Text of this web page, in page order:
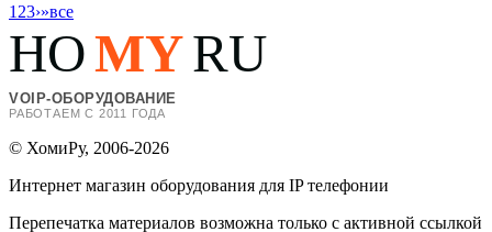
1 23›»все
HOMYRU
VOIP-ОБОРУДОВАНИЕ
РАБОТАЕМ С 2011 ГОДА
© ХомиРу, 2006-2026
Интернет магазин оборудования для IP телефонии
Перепечатка материалов возможна только с активной ссылкой